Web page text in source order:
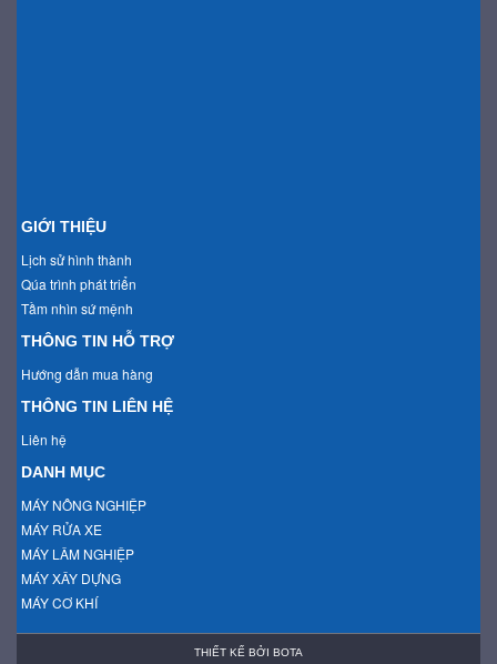
GIỚI THIỆU
Lịch sử hình thành
Qúa trình phát triển
Tầm nhìn sứ mệnh
THÔNG TIN HỖ TRỢ
Hướng dẫn mua hàng
THÔNG TIN LIÊN HỆ
Liên hệ
DANH MỤC
MÁY NÔNG NGHIỆP
MÁY RỬA XE
MÁY LÂM NGHIỆP
MÁY XÂY DỰNG
MÁY CƠ KHÍ
THIẾT KẾ BỞI BOTA